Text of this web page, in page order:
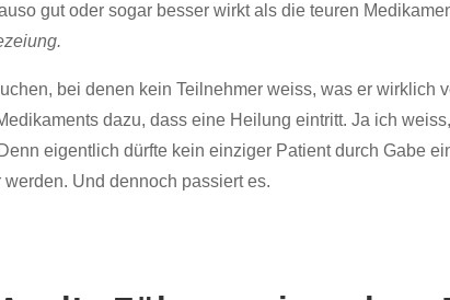
gut oder sogar besser wirkt als die teuren
bei denen kein Teilnehmer weiss, was er wirklich
dazu, dass eine Heilung eintritt. Ja ich
eigentlich dürfte kein einziger Patient durch Gabe
Und dennoch passiert es.